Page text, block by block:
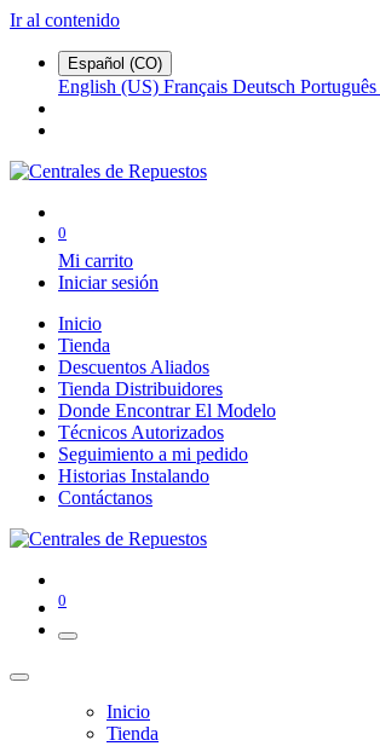
Ir al contenido
Español (CO)
English (US) Français Deutsch Português
0
Mi carrito
Iniciar sesión
Inicio
Tienda
Descuentos Aliados
Tienda Distribuidores
Donde Encontrar El Modelo
Técnicos Autorizados
Seguimiento a mi pedido
Historias Instalando
Contáctanos
0
Inicio
Tienda